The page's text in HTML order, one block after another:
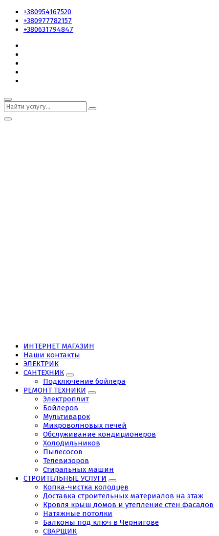
+380954167520
+380977782157
+380631794847
ИНТЕРНЕТ МАГАЗИН
Наши контакты
ЭЛЕКТРИК
САНТЕХНИК
Подключение бойлера
РЕМОНТ ТЕХНИКИ
Электроплит
Бойлеров
Мультиварок
Микроволновых печей
Обслуживание кондиционеров
Холодильников
Пылесосов
Телевизоров
Стиральных машин
СТРОИТЕЛЬНЫЕ УСЛУГИ
Копка-чистка колодцев
Доставка строительных материалов на этаж
Кровля крыш домов и утепление стен фасадов
Натяжные потолки
Балконы под ключ в Чернигове
СВАРЩИК